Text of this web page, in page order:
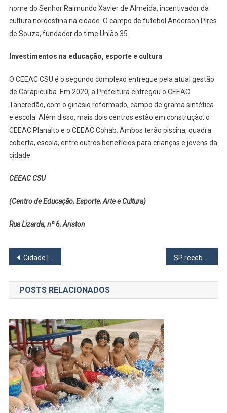
nome do Senhor Raimundo Xavier de Almeida, incentivador da
cultura nordestina na cidade. O campo de futebol Anderson Pires
de Souza, fundador do time União 35.
Investimentos na educação, esporte e cultura
O CEEAC CSU é o segundo complexo entregue pela atual gestão
de Carapicuíba. Em 2020, a Prefeitura entregou o CEEAC
Tancredão, com o ginásio reformado, campo de grama sintética
e escola. Além disso, mais dois centros estão em construção: o
CEEAC Planalto e o CEEAC Cohab. Ambos terão piscina, quadra
coberta, escola, entre outros benefícios para crianças e jovens da
cidade.
CEEAC CSU
(Centro de Educação, Esporte, Arte e Cultura)
Rua Lizarda, nº 6, Ariston
Navegação
de
Post
Cidade limpa exige que a população também faça sua parte
POSTS RELACIONADOS